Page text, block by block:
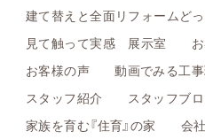
建て替えと全面リフォームど
見て触って実感 展示室
お客様の声
動画でみる工
スタッフ紹介
スタッフブ
家族を育む『住育』の家
会